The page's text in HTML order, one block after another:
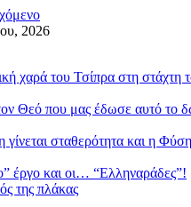
2026
χαρά του Τσίπρα στη στάχτη
Θεό που μας έδωσε αυτό το
γίνεται σταθερότητα και η
έργο και οι… “Ελληναράδες”!
της πλάκας